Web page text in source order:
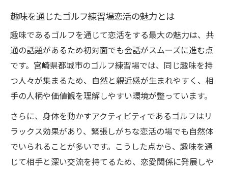
由
ゴルフ練習場恋活で話題に困らないポイン
ト
ゴルフ練習場恋活で自然なコミュニケーシ
ョンを実現
趣味を共有できるゴルフ練習場恋活のメリ
ット
ゴルフ練習場利用で異性と距離が近づく秘訣
ゴルフ練習場恋活で距離を縮めるコツを伝
授
趣味を通じたゴルフ練習場恋活の魅力とは
趣味であるゴルフを通じて恋活をする最大の魅力は、共
通の話題があるため初対面でも会話がスムーズに進む点
です。宮崎県都城市のゴルフ練習場では、同じ趣味を持
つ人々が集まるため、自然と親近感が生まれやすく、相
手の人柄や価値観を理解しやすい環境が整っています。
さらに、身体を動かすアクティビティであるゴルフはリ
ラックス効果があり、緊張しがちな恋活の場でも自然体
でいられることが多いです。こうした点から、趣味を通
じて相手と深い交流を持てるため、恋愛関係に発展しや